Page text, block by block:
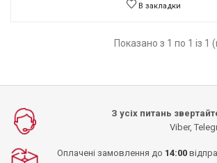
В закладки
Показано з 1 по 1 із 1
З усіх питань
Viber,
Оплачені замовлення до 14:00